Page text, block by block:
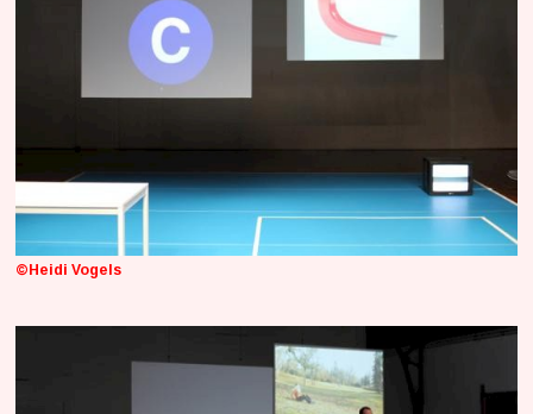
©Heidi Vogels